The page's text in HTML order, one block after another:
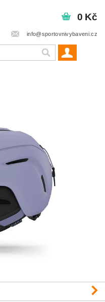
info@sportovnivybaveni.cz
0 Kč